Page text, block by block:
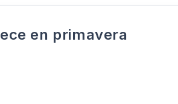
en primavera